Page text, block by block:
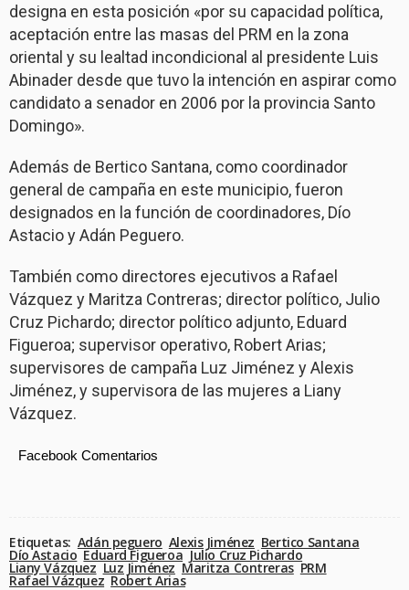
designa en esta posición «por su capacidad política,
aceptación entre las masas del PRM en la zona
oriental y su lealtad incondicional al presidente Luis
Abinader desde que tuvo la intención en aspirar como
candidato a senador en 2006 por la provincia Santo
Domingo».
Además de Bertico Santana, como coordinador
general de campaña en este municipio, fueron
designados en la función de coordinadores, Dío
Astacio y Adán Peguero.
También como directores ejecutivos a Rafael
Vázquez y Maritza Contreras; director político, Julio
Cruz Pichardo; director político adjunto, Eduard
Figueroa; supervisor operativo, Robert Arias;
supervisores de campaña Luz Jiménez y Alexis
Jiménez, y supervisora de las mujeres a Liany
Vázquez.
Facebook Comentarios
Etiquetas: Adán peguero Alexis Jiménez Bertico Santana
Dío Astacio Eduard Figueroa Julio Cruz Pichardo
Liany Vázquez Luz Jiménez Maritza Contreras PRM
Rafael Vázquez Robert Arias